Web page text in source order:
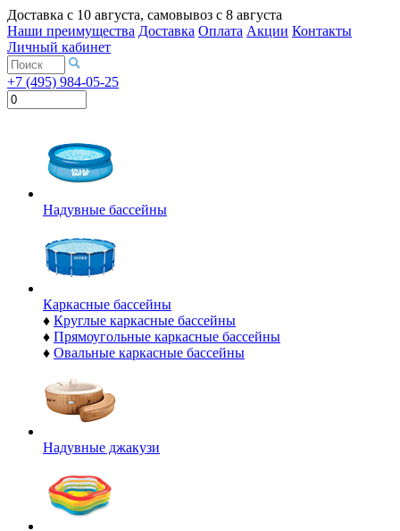
Доставка с 10 августа, самовывоз с 8 августа
Наши преимущества Доставка Оплата Акции Контакты
Личный кабинет
+7 (495) 984-05-25
Надувные бассейны
Каркасные бассейны
♦ Круглые каркасные бассейны
♦ Прямоугольные каркасные бассейны
♦ Овальные каркасные бассейны
Надувные джакузи